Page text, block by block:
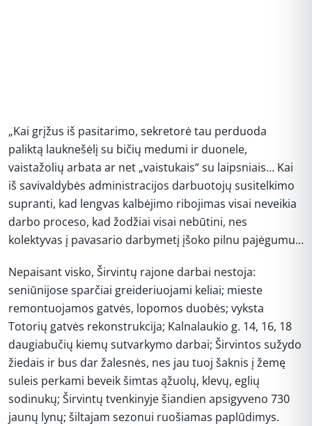
„Kai grįžus iš pasitarimo, sekretorė tau perduoda
paliktą lauknešėlį su bičių medumi ir duonele,
vaistažolių arbata ar net „vaistukais“ su laipsniais… Kai
iš savivaldybės administracijos darbuotojų susitelkimo
supranti, kad lengvas kalbėjimo ribojimas visai neveikia
darbo proceso, kad žodžiai visai nebūtini, nes
kolektyvas į pavasario darbymetį įšoko pilnu pajėgumu…
Nepaisant visko, Širvintų rajone darbai nestoja:
seniūnijose sparčiai greideriuojami keliai; mieste
remontuojamos gatvės, lopomos duobės; vyksta
Totorių gatvės rekonstrukcija; Kalnalaukio g. 14, 16, 18
daugiabučių kiemų sutvarkymo darbai; Širvintos sužydo
žiedais ir bus dar žalesnės, nes jau tuoj šaknis į žemę
suleis perkami beveik šimtas ąžuolų, klevų, eglių
sodinukų; Širvintų tvenkinyje šiandien apsigyveno 730
jaunų lynų; šiltajam sezonui ruošiamas paplūdimys.